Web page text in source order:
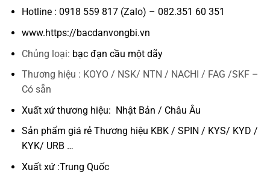
Hotline : 0918 559 817 (Zalo) – 082.351 60 351
www.https://bacdanvongbi.vn
Chủng loại: bạc đạn cầu một dãy
Thương hiệu : KOYO / NSK/ NTN / NACHI / FAG /SKF –
Có sẵn
Xuất xứ thương hiệu: Nhật Bản / Châu Âu
Sản phẩm giá rẻ Thương hiệu KBK / SPIN / KYS/ KYD /
KYK/ URB …
Xuất xứ :Trung Quốc